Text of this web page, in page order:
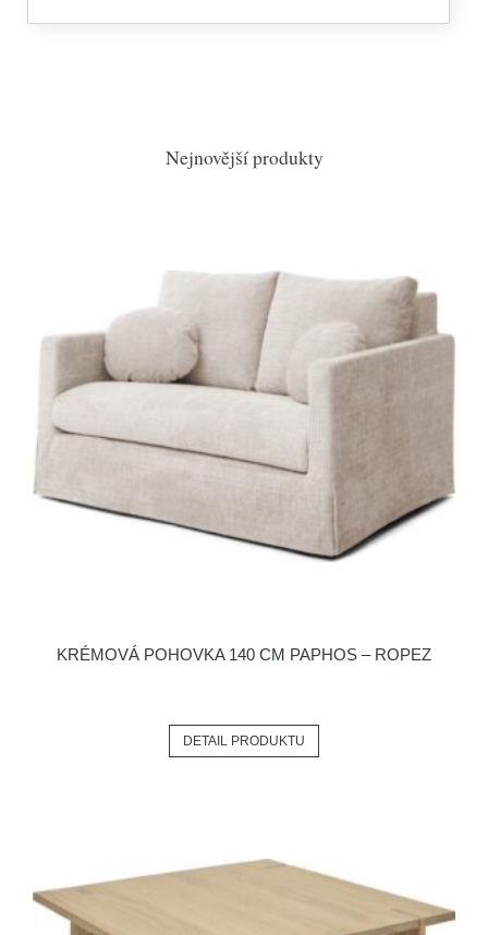
Nejnovější produkty
KRÉMOVÁ POHOVKA 140 CM PAPHOS – ROPEZ
DETAIL PRODUKTU